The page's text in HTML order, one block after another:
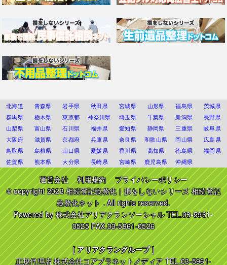
北海道 青森県 岩手県 秋田県 宮城県 山形県 福島県
茨城県
群馬県
栃木県 東京都 神奈川県 埼玉県 千葉県 新潟県
長野県
山梨県
富山県 石川県 福井県 愛知県 静岡県 三重県
岐阜県
大阪府
滋賀県 京都府 兵庫県 奈良県 和歌山県 岡山県
広島県
鳥取県
島根県 山口県 愛媛県 香川県 高知県 徳島県
福岡県
佐賀県
熊本県 大分県 長崎県 宮崎県 鹿児島県 沖縄県
運営会社 利用規約
プライバシーポリシー
© copyright 2023相続登記義務化｜損をしないシリーズ 相続登記
義務化ネット. All rights reserved.
Powered by株式会社アリアクランソーシャルTEL.03-5961-
0525 FAX.03-5961-0526
[アリアクラングループ]
正規代理店株式会社コアプラネットメディアTEL.03-5961-